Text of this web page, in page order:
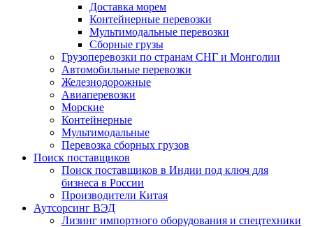
Доставка морем
Контейнерные перевозки
Мультимодальные перевозки
Сборные грузы
Грузоперевозки по странам СНГ и Монголии
Автомобильные перевозки
Железнодорожные
Авиаперевозки
Морские
Контейнерные
Мультимодальные
Перевозка сборных грузов
Поиск поставщиков
Поиск поставщиков в Индии под ключ для
бизнеса в России
Производители Китая
Аутсорсинг ВЭД
Лизинг импортного оборудования и спецтехники